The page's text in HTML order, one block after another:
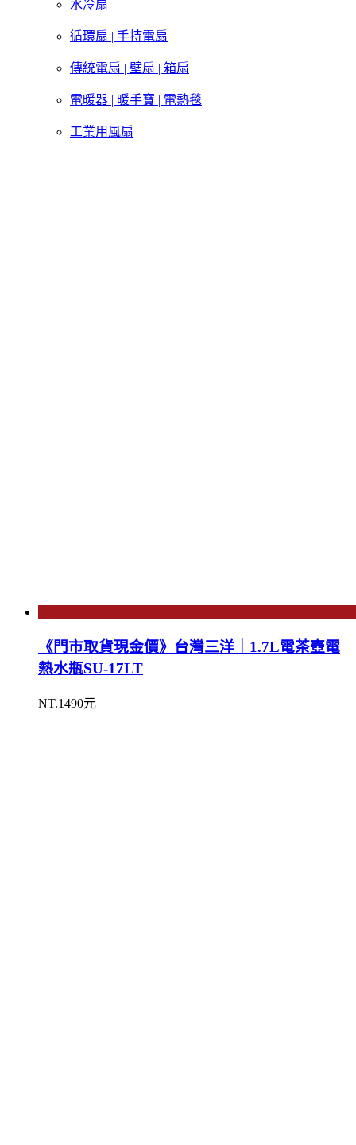
水冷扇
循環扇 | 手持電扇
傳統電扇 | 壁扇 | 箱扇
電暖器 | 暖手寶 | 電熱毯
工業用風扇
《門市取貨現金價》台灣三洋｜1.7L電茶壺電
熱水瓶SU-17LT
NT.1490元